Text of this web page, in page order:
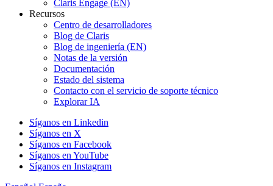
Claris Engage (EN)
Recursos
Centro de desarrolladores
Blog de Claris
Blog de ingeniería (EN)
Notas de la versión
Documentación
Estado del sistema
Contacto con el servicio de soporte técnico
Explorar IA
Síganos en Linkedin
Síganos en X
Síganos en Facebook
Síganos en YouTube
Síganos en Instagram